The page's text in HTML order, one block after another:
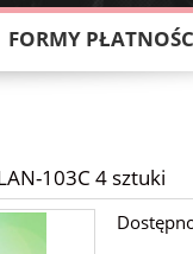
FORMY
103C 4 sztuki